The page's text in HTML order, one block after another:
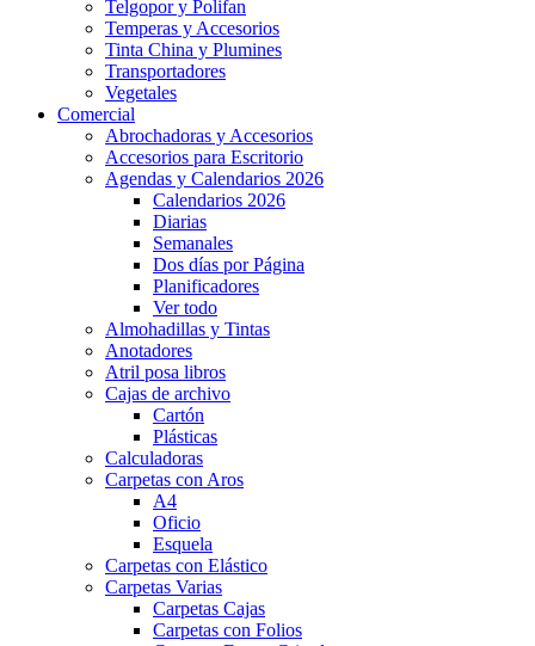
Telgopor y Polifan
Temperas y Accesorios
Tinta China y Plumines
Transportadores
Vegetales
Comercial
Abrochadoras y Accesorios
Accesorios para Escritorio
Agendas y Calendarios 2026
Calendarios 2026
Diarias
Semanales
Dos días por Página
Planificadores
Ver todo
Almohadillas y Tintas
Anotadores
Atril posa libros
Cajas de archivo
Cartón
Plásticas
Calculadoras
Carpetas con Aros
A4
Oficio
Esquela
Carpetas con Elástico
Carpetas Varias
Carpetas Cajas
Carpetas con Folios